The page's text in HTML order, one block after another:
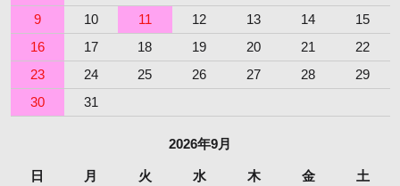
9
10 11 12 13 14
15
16
17 18 19 20 21
22
23
24 25 26 27 28
29
30
31
2026年9月
日 月 火 水 木 金
土